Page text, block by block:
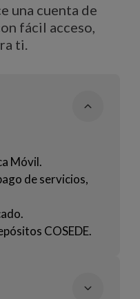
una cuenta de
fácil acceso,
ti.
Móvil.
de servicios,
COSEDE.